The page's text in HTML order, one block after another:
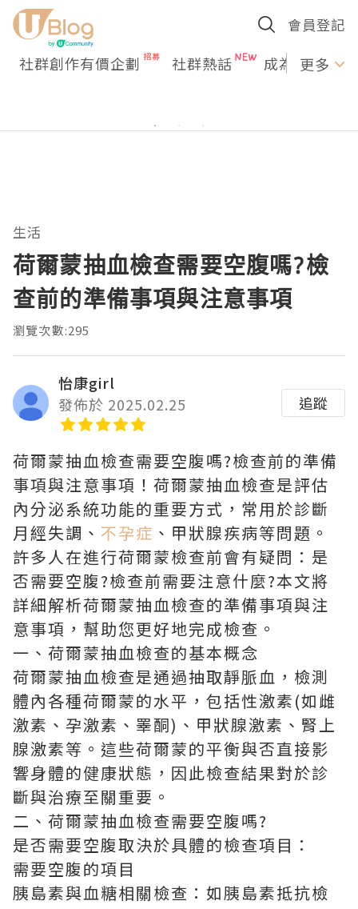
會員登記
社群創作有價企劃 社群熱話 成為U更多
生活
荷爾蒙抽血檢查需要空腹嗎?檢
查前的準備事項與注意事項
瀏覽次數:295
怡康girl
發佈於 2025.02.25
追蹤
荷爾蒙抽血檢查需要空腹嗎?檢查前的準備
事項與注意事項！荷爾蒙抽血檢查是評估
內分泌系統功能的重要方式，常用於診斷
月經失調、 不孕症 、甲狀腺疾病等問題。
許多人在進行荷爾蒙檢查前會有疑問：是
否需要空腹?檢查前需要注意什麼?本文將
詳細解析荷爾蒙抽血檢查的準備事項與注
意事項，幫助您更好地完成檢查。
一、荷爾蒙抽血檢查的基本概念
荷爾蒙抽血檢查是通過抽取靜脈血，檢測
體內各種荷爾蒙的水平，包括性激素(如雌
激素、孕激素、睪酮)、甲狀腺激素、腎上
腺激素等。這些荷爾蒙的平衡與否直接影
響身體的健康狀態，因此檢查結果對於診
斷與治療至關重要。
二、荷爾蒙抽血檢查需要空腹嗎?
是否需要空腹取決於具體的檢查項目：
需要空腹的項目
胰島素與血糖相關檢查：如胰島素抵抗檢